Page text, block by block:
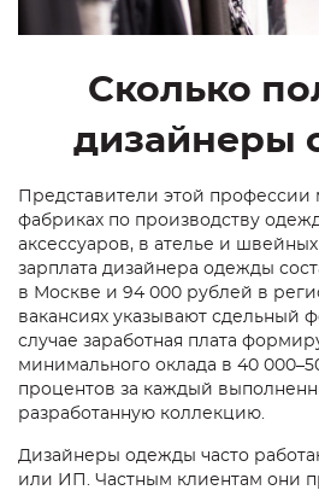
Сколько
дизайнеры
Представители этой профессии
фабриках по производству
аксессуаров, в ателье и
зарплата дизайнера одежды
в Москве и 94 000 рублей в
вакансиях указывают сдельный
случае заработная плата
минимального оклада в 40
процентов за каждый
разработанную коллекцию.
Дизайнеры одежды часто
или ИП. Частным клиентам они